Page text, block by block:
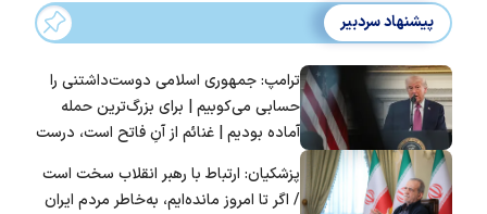
پیشنهاد سردبیر
ترامپ: جمهوری اسلامی دوست‌داشتنی را
حسابی می‌کوبیم | برای بزرگ‌ترین حمله
آماده بودیم | غنائم از آنِ فاتح است، درست
پزشکیان: ارتباط با رهبر انقلاب سخت است
/ اگر تا امروز مانده‌ایم، به‌خاطر مردم ایران